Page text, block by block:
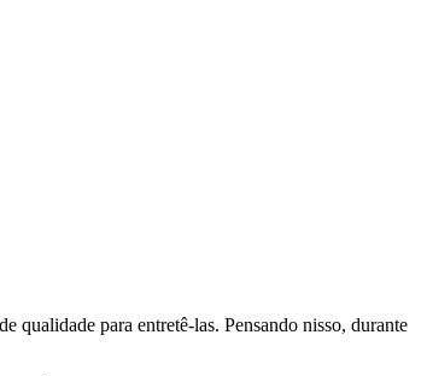
qualidade para entretê-las. Pensando nisso, durante